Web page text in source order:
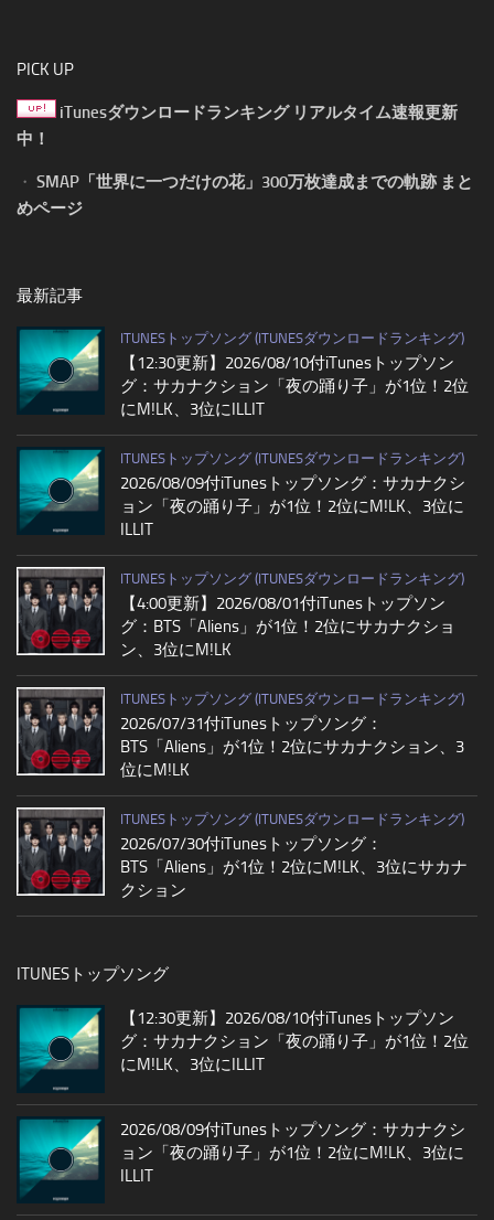
PICK UP
iTunesダウンロードランキング リアルタイム速報更新
中！
・ SMAP「世界に一つだけの花」300万枚達成までの軌跡 まと
めページ
最新記事
ITUNESトップソング (ITUNESダウンロードランキング)
【12:30更新】2026/08/10付iTunesトップソン
グ：サカナクション「夜の踊り子」が1位！2位
にM!LK、3位にILLIT
ITUNESトップソング (ITUNESダウンロードランキング)
2026/08/09付iTunesトップソング：サカナクシ
ョン「夜の踊り子」が1位！2位にM!LK、3位に
ILLIT
ITUNESトップソング (ITUNESダウンロードランキング)
【4:00更新】2026/08/01付iTunesトップソン
グ：BTS「Aliens」が1位！2位にサカナクショ
ン、3位にM!LK
ITUNESトップソング (ITUNESダウンロードランキング)
2026/07/31付iTunesトップソング：
BTS「Aliens」が1位！2位にサカナクション、3
位にM!LK
ITUNESトップソング (ITUNESダウンロードランキング)
2026/07/30付iTunesトップソング：
BTS「Aliens」が1位！2位にM!LK、3位にサカナ
クション
ITUNESトップソング
【12:30更新】2026/08/10付iTunesトップソン
グ：サカナクション「夜の踊り子」が1位！2位
にM!LK、3位にILLIT
2026/08/09付iTunesトップソング：サカナクシ
ョン「夜の踊り子」が1位！2位にM!LK、3位に
ILLIT